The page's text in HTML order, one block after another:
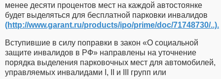
менее десяти процентов мест на каждой автостоянке
будет выделяться для бесплатной парковки инвалидов
(http://www.garant.ru/products/ipo/prime/doc/71748730/..).
Вступившие в силу поправки в закон «О социальной
защите инвалидов в РФ» направлены на уточнение
порядка выделения парковочных мест для автомобилей,
управляемых инвалидами I, II и III групп или